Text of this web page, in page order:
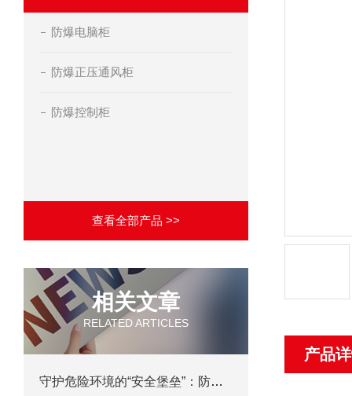
防爆电脑柜
防爆正压通风柜
防爆控制柜
查看全部产品 >>
相关文章
RELATED ARTICLES
守护危险环境的“安全堡垒”：防爆正压通风柜的技术与应用
产品